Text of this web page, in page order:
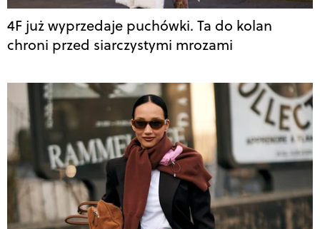
4F już wyprzedaje puchówki. Ta do kolan
chroni przed siarczystymi mrozami